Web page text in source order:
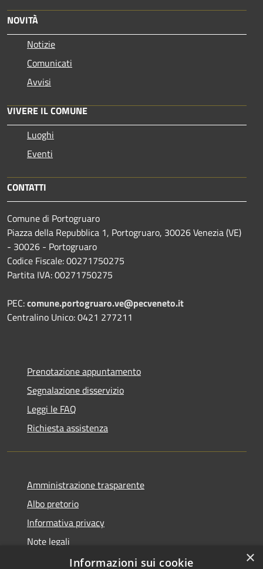
NOVITÀ
Notizie
Comunicati
Avvisi
VIVERE IL COMUNE
Luoghi
Eventi
CONTATTI
Comune di Portogruaro
Piazza della Repubblica 1, Portogruaro, 30026 Venezia (VE)
- 30026 - Portogruaro
Codice Fiscale: 00271750275
Partita IVA: 00271750275
PEC:comune.portogruaro.ve@pecveneto.it
Centralino Unico: 0421 277211
Prenotazione appuntamento
Segnalazione disservizio
Leggi le FAQ
Richiesta assistenza
Amministrazione trasparente
Albo pretorio
Informativa privacy
Note legali
Dichiarazione di accessibilità
×
Informazioni sui cookie